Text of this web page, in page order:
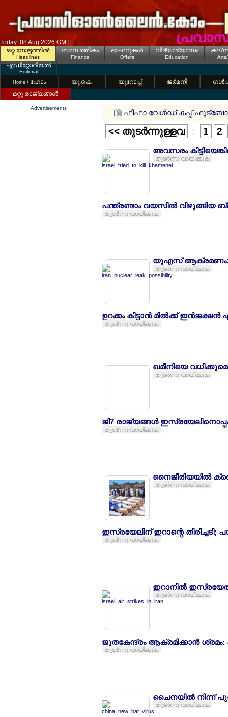
Today: 08 Aug 2026 GMT
ഒറ്റ നോട്ടത്തില്‍
Headlines
സാമ്പത്തികം
Finance
ഓഫറുകള്‍
Offers
വിദ്യാഭ്യാസം
Education
കല/
എഡിറ്റോറിയല്‍
Editorial
Home / ഹോം യൂ.കെ. യൂറോപ്പ് ജര്‍മനി
മറ്റു രാജ്യങ്ങള്‍
Advertisements
ഫിഫാ വേള്‍ഡ് കപ്പ്
<< തുടര്‍ന്നുള്ളവ : 1 2
അവസരം
തുടര്‍ന്നു വായിക്കുക
പന്ത്രണ്ടാം വയസില്‍
തുടര്‍ന്നു വായിക്കുക
യുഎസ് ആക്രമണം:
തുടര്‍ന്നു വായിക്കുക
ഉറക്കം കിട്ടാന്‍ മില്‍ക്ക്
തുടര്‍ന്നു വായിക്കുക
ഖമീനിയെ
തുടര്‍ന്നു വായിക്കുക
ജി7 രാജ്യങ്ങള്‍
തുടര്‍ന്നു വായിക്കുക
നൈജീരിയയില്‍
തുടര്‍ന്നു വായിക്കുക
ഇസ്രയേലിന് ഇറാന്റെ
തുടര്‍ന്നു വായിക്കുക
ഇറാനില്‍
തുടര്‍ന്നു വായിക്കുക
ജൂതകേന്ദ്രം ആക്രമിക്കാന്‍
തുടര്‍ന്നു വായിക്കുക
ചൈനയില്‍ നിന്ന്
തുടര്‍ന്നു വായിക്കുക